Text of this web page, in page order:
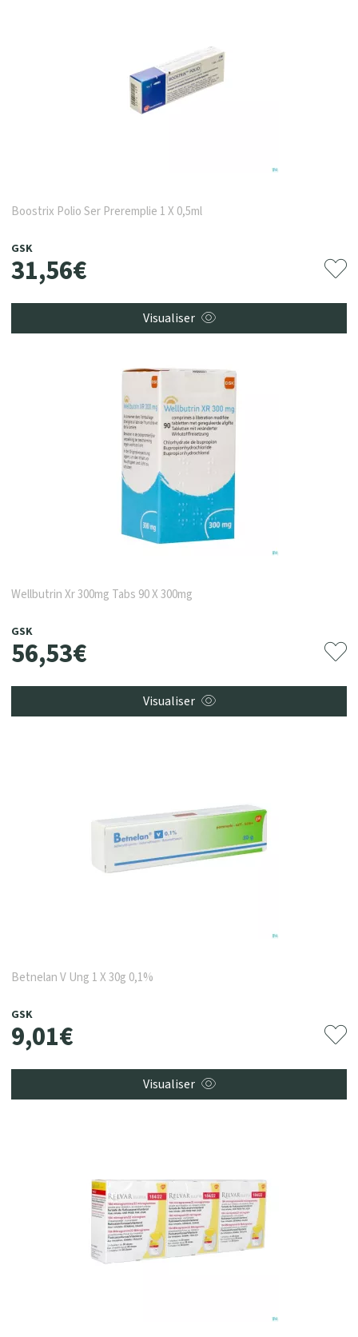
Boostrix Polio Ser Preremplie 1 X 0,5ml
GSK
31,56€
Visualiser
Wellbutrin Xr 300mg Tabs 90 X 300mg
GSK
56,53€
Visualiser
Betnelan V Ung 1 X 30g 0,1%
GSK
9,01€
Visualiser